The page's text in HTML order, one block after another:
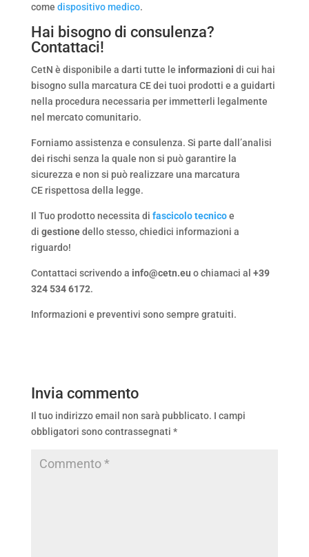
come dispositivo medico.
Hai bisogno di consulenza?
Contattaci!
CetN è disponibile a darti tutte le informazioni di cui hai
bisogno sulla marcatura CE dei tuoi prodotti e a guidarti
nella procedura necessaria per immetterli legalmente
nel mercato comunitario.
Forniamo assistenza e consulenza. Si parte dall’analisi
dei rischi senza la quale non si può garantire la
sicurezza e non si può realizzare una marcatura
CE rispettosa della legge.
Il Tuo prodotto necessita di fascicolo tecnicoe
di gestionedello stesso, chiedici informazioni a
riguardo!
Contattaci scrivendo a info@cetn.eu o chiamaci al +39
324 534 6172.
Informazioni e preventivi sono sempre gratuiti.
Invia commento
Il tuo indirizzo email non sarà pubblicato. I campi
obbligatori sono contrassegnati *